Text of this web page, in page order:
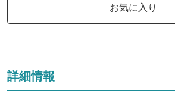
お気に入り
詳細情報